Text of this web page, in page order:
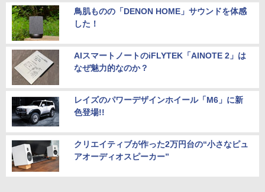
鳥肌ものの「DENON HOME」サウンドを体感
した！
AIスマートノートのiFLYTEK「AINOTE 2」は
なぜ魅力的なのか？
レイズのパワーデザインホイール「M6」に新
色登場!!
クリエイティブが作った2万円台の“小さなピュ
アオーディオスピーカー”